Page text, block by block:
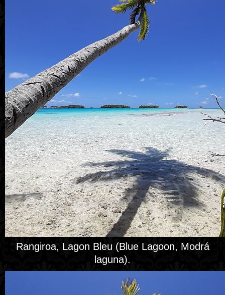
Rangiroa, Lagon Bleu (Blue Lagoon, Modrá
laguna).